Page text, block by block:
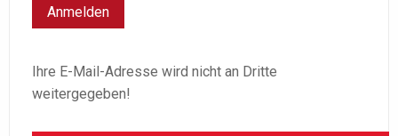
Ihre E-Mail-Adresse wird nicht an Dritte
weitergegeben!